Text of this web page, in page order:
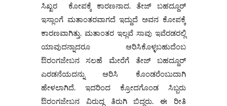
ಸಿಖ್ಖರ ಕೋಪಕ್ಕೆ ಕಾರಣನಾದ. ತೇಜ್‌ ಬಹದ್ದೂರ್
ಇಸ್ಲಾಂಗೆ ಮತಾಂತರವಾಗದೆ ಇದ್ದುದೆ ಅವನ ಕೋಪಕ್ಕೆ
ಕಾರಣವಾಗಿತ್ತು. ಮತಾಂತರ ಇಲ್ಲವೆ ಸಾವು ಇವೆರಡರಲ್ಲಿ
ಯಾವುದನ್ನಾದರೂ ಆರಿಸಿಕೊಳ್ಳಬಹುದೆಂಬ
ಔರಂಗಜೇಬನ ಸಲಹೆ ಮೇರೆಗೆ ತೇಜ್ ಬಹದ್ದೂರ್
ಎರಡನೆಯದನ್ನು ಆರಿಸಿ ಕೊಂಡರೆಂಬುದಾಗಿ
ಹೇಳಲಾಗಿದೆ. ಇದರಿಂದ ಕ್ರೋದಗೊಂಡ ಸಿಬ್ಬರು
ಔರಂಗಜೇಬನ ವಿರುದ್ಧ ತಿರುಗಿ ಬಿದ್ದರು. ಈ ರೀತಿ